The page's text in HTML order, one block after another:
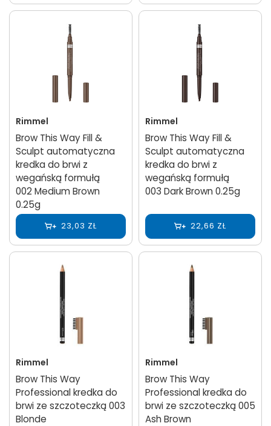
Rimmel
Brow This Way Fill &
Sculpt automatyczna
kredka do brwi z
wegańską formułą
002 Medium Brown
0.25g
23,03 ZŁ
Rimmel
Brow This Way Fill &
Sculpt automatyczna
kredka do brwi z
wegańską formułą
003 Dark Brown 0.25g
22,66 ZŁ
Rimmel
Brow This Way
Professional kredka do
brwi ze szczoteczką 003
Blonde
Rimmel
Brow This Way
Professional kredka do
brwi ze szczoteczką 005
Ash Brown